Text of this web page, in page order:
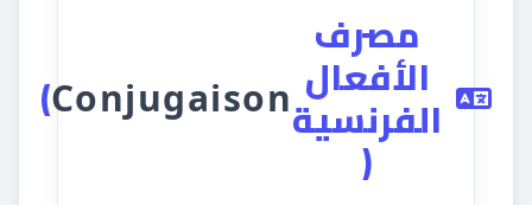
مصرف
الأفعال
الفرنسية
(
Conjugaison
)